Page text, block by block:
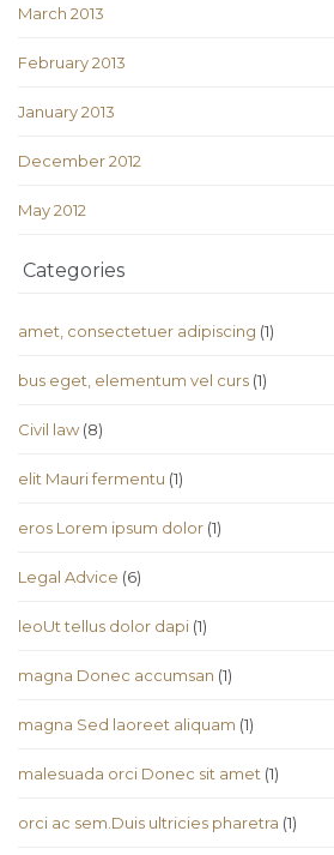
March 2013
February 2013
January 2013
December 2012
May 2012
Categories
amet, consectetuer adipiscing (1)
bus eget, elementum vel curs (1)
Civil law(8)
elit Mauri fermentu (1)
eros Lorem ipsum dolor (1)
Legal Advice (6)
leoUt tellus dolor dapi (1)
magna Donec accumsan (1)
magna Sed laoreet aliquam (1)
malesuada orci Donec sit amet (1)
orci ac sem.Duis ultricies pharetra (1)